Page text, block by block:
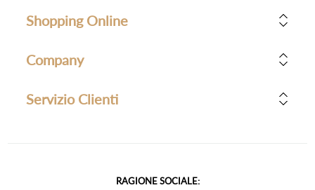
Shopping Online
Company
Servizio Clienti
RAGIONE SOCIALE: